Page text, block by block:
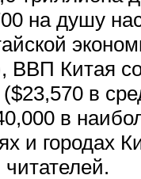
на душу
ВВП Китая
в
в
и городах